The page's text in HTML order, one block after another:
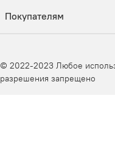
Покупателям
© 2022-2023 Любое
разрешения запрещено